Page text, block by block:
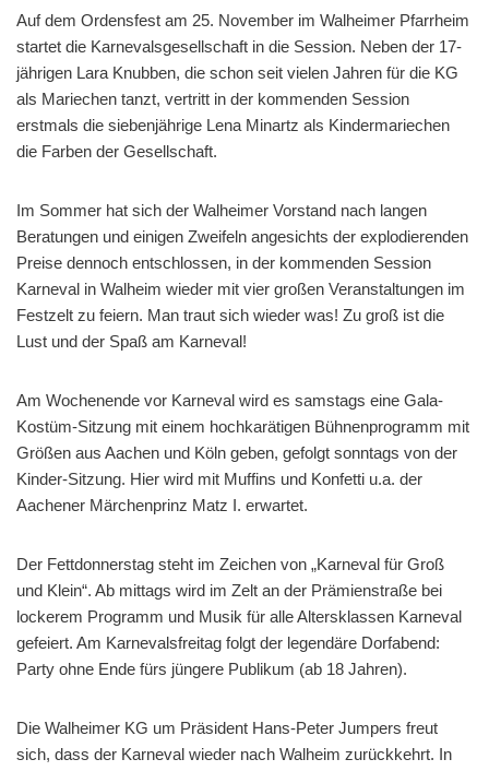
Auf dem Ordensfest am 25. November im Walheimer Pfarrheim
startet die Karnevalsgesellschaft in die Session. Neben der 17-
jährigen Lara Knubben, die schon seit vielen Jahren für die KG
als Mariechen tanzt, vertritt in der kommenden Session
erstmals die siebenjährige Lena Minartz als Kindermariechen
die Farben der Gesellschaft.
Im Sommer hat sich der Walheimer Vorstand nach langen
Beratungen und einigen Zweifeln angesichts der explodierenden
Preise dennoch entschlossen, in der kommenden Session
Karneval in Walheim wieder mit vier großen Veranstaltungen im
Festzelt zu feiern. Man traut sich wieder was! Zu groß ist die
Lust und der Spaß am Karneval!
Am Wochenende vor Karneval wird es samstags eine Gala-
Kostüm-Sitzung mit einem hochkarätigen Bühnenprogramm mit
Größen aus Aachen und Köln geben, gefolgt sonntags von der
Kinder-Sitzung. Hier wird mit Muffins und Konfetti u.a. der
Aachener Märchenprinz Matz I. erwartet.
Der Fettdonnerstag steht im Zeichen von „Karneval für Groß
und Klein“. Ab mittags wird im Zelt an der Prämienstraße bei
lockerem Programm und Musik für alle Altersklassen Karneval
gefeiert. Am Karnevalsfreitag folgt der legendäre Dorfabend:
Party ohne Ende fürs jüngere Publikum (ab 18 Jahren).
Die Walheimer KG um Präsident Hans-Peter Jumpers freut
sich, dass der Karneval wieder nach Walheim zurückkehrt. In